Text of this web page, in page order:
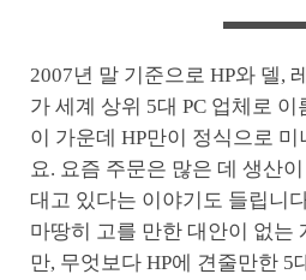
2007년 말 기준으로 HP와 델,
가 세계 상위 5대 PC 업체로
이 가운데 HP만이 정식으로
요. 요즘 주문은 많은 데 생산
대고 있다는 이야기도 들립니
마땅히 고를 만한 대안이 없는
만, 무엇보다 HP에 견줄만한 5